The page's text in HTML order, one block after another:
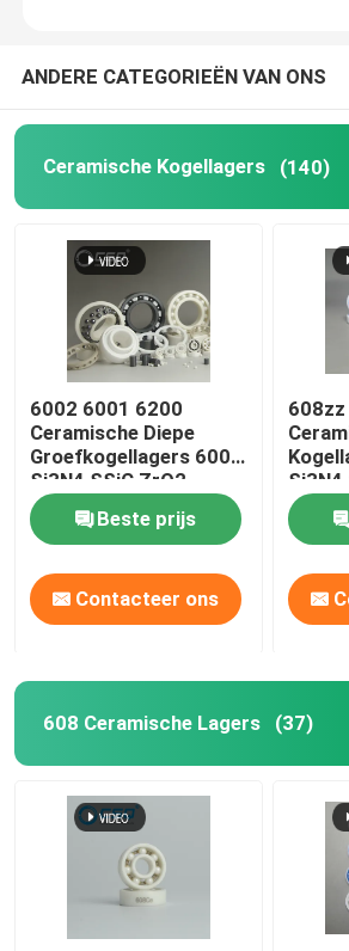
De Kogellagers van het
Zirconiumdioxyde Ceramisch
Het mechanische Verzegelen
ANDERE CATEGORIEËN VAN ONS
Ceramische Kogellagers (140)
6002 6001 6200
Ceramische Diepe
Groefkogellagers 6000
Si3N4 SSiC ZrO2
Beste prijs
Contacteer ons
Si3N4
608 Ceramische Lagers (37)